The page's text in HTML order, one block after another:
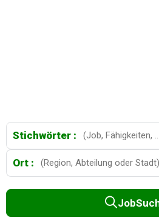
Stichwörter :
Ort :